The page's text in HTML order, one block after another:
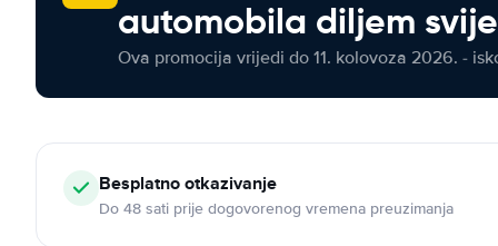
automobila diljem
Ova promocija vrijedi do 11. kolovoza 2026. -
Besplatno otkazivanje
Do 48 sati prije dogovorenog vremena preuzimanja